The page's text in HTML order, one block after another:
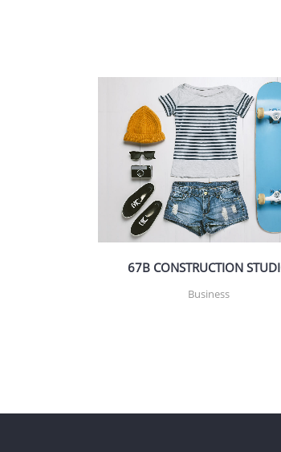
ZOOM VIEW
67B CONSTRUCTION
Business